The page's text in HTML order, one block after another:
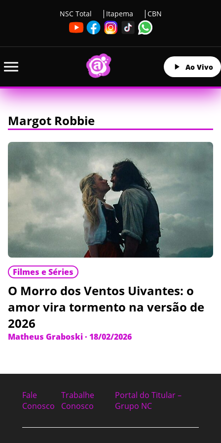
NSC Total Itapema CBN
Ao Vivo
Margot Robbie
Filmes e Séries
O Morro dos Ventos Uivantes: o
amor vira tormento na versão de
2026
Matheus Graboski· 18/02/2026
Fale
Conosco
Trabalhe
Conosco
Portal do Titular –
Grupo NC